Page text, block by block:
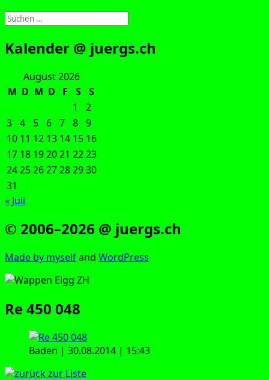
Suchen
nach:
Kalender @ juergs.ch
August 2026
M D M D F S
S
1
2
3 4 5 6 7 8 9
10 11 12 13 14 15 16
17 18 192021 2223
24252627282930
31
« Juli
© 2006–2026 @ juergs.ch
Made by mys­elfand Word­Press
Re 450 048
Baden | 30.08.2014 | 15:43